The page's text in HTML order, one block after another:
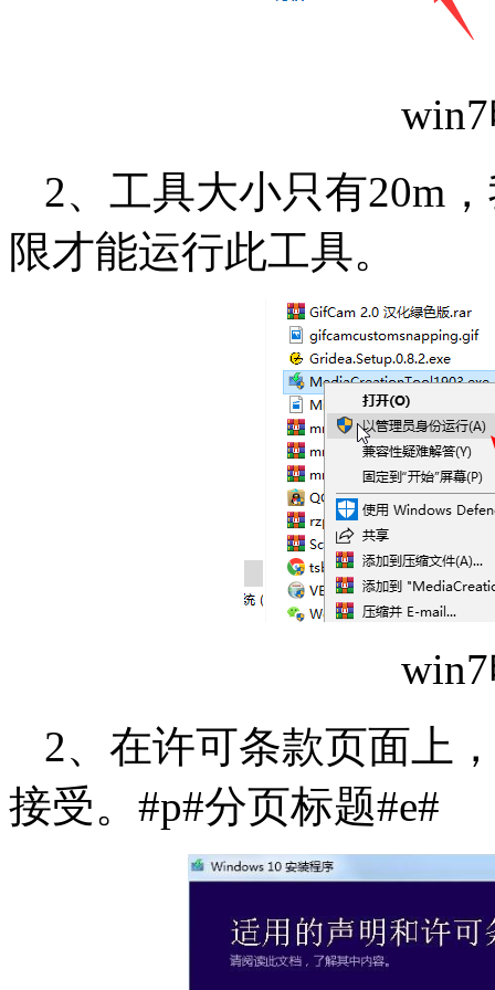
2、工具大小只有20m
限才能运行此工具。
2、在许可条款页面上
接受。#p#分页标题#e#